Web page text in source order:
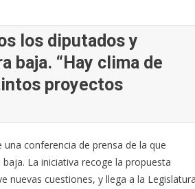
los diputados y
baja. “Hay clima de
proyectos
conferencia de prensa de la que
La iniciativa recoge la propuesta
nuevas cuestiones, y llega a la Legislatura